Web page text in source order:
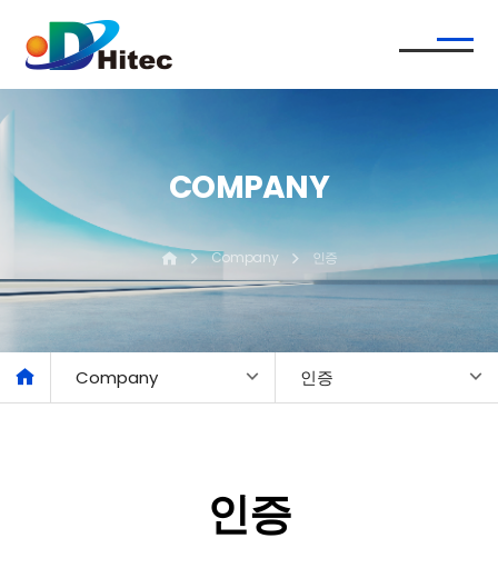
COMPANY
Company 인증
Company 인증
인증